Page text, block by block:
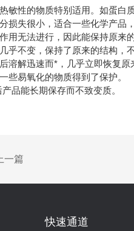
敏性的物质特别适用。如蛋白
损失很小，适合一些化学产品
用无法进行，因此能保持原来的
乎不变，保持了原来的结构，
溶解迅速而*，几乎立即恢复原
些易氧化的物质得到了保护。
品能长期保存而不致变质。
上一篇
快速通道